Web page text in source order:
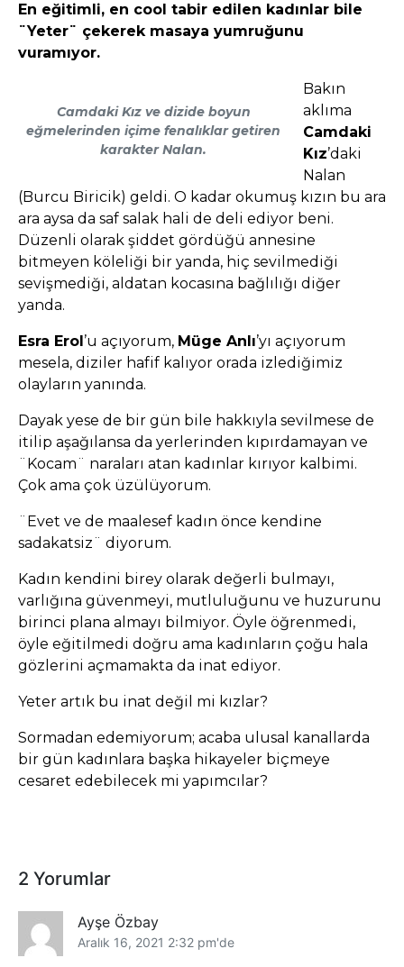
En eğitimli, en cool tabir edilen kadınlar bile
¨Yeter¨ çekerek masaya yumruğunu
vuramıyor.
Camdaki Kız ve dizide boyun
eğmelerinden içime fenalıklar getiren
karakter Nalan.
Bakın
aklıma
Camdaki
Kız’daki
Nalan
(Burcu Biricik) geldi. O kadar okumuş kızın bu ara
ara aysa da saf salak hali de deli ediyor beni.
Düzenli olarak şiddet gördüğü annesine
bitmeyen köleliği bir yanda, hiç sevilmediği
sevişmediği, aldatan kocasına bağlılığı diğer
yanda.
Esra Erol’u açıyorum, Müge Anlı’yı açıyorum
mesela, diziler hafif kalıyor orada izlediğimiz
olayların yanında.
Dayak yese de bir gün bile hakkıyla sevilmese de
itilip aşağılansa da yerlerinden kıpırdamayan ve
¨Kocam¨ naraları atan kadınlar kırıyor kalbimi.
Çok ama çok üzülüyorum.
¨Evet ve de maalesef kadın önce kendine
sadakatsiz¨ diyorum.
Kadın kendini birey olarak değerli bulmayı,
varlığına güvenmeyi, mutluluğunu ve huzurunu
birinci plana almayı bilmiyor. Öyle öğrenmedi,
öyle eğitilmedi doğru ama kadınların çoğu hala
gözlerini açmamakta da inat ediyor.
Yeter artık bu inat değil mi kızlar?
Sormadan edemiyorum; acaba ulusal kanallarda
bir gün kadınlara başka hikayeler biçmeye
cesaret edebilecek mi yapımcılar?
2 Yorumlar
Ayşe Özbay
Aralık 16, 2021 2:32 pm'de